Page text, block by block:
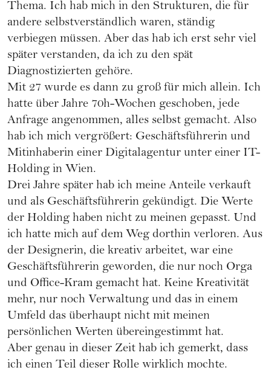
Thema. Ich hab mich in den Strukturen, die für
andere selbstverständlich waren, ständig
verbiegen müssen. Aber das hab ich erst sehr viel
später verstanden, da ich zu den spät
Diagnostizierten gehöre.
Mit 27 wurde es dann zu groß für mich allein. Ich
hatte über Jahre 70h-Wochen geschoben, jede
Anfrage angenommen, alles selbst gemacht. Also
hab ich mich vergrößert: Geschäftsführerin und
Mitinhaberin einer Digitalagentur unter einer IT-
Holding in Wien.
Drei Jahre später hab ich meine Anteile verkauft
und als Geschäftsführerin gekündigt. Die Werte
der Holding haben nicht zu meinen gepasst. Und
ich hatte mich auf dem Weg dorthin verloren. Aus
der Designerin, die kreativ arbeitet, war eine
Geschäftsführerin geworden, die nur noch Orga
und Office-Kram gemacht hat. Keine Kreativität
mehr, nur noch Verwaltung und das in einem
Umfeld das überhaupt nicht mit meinen
persönlichen Werten übereingestimmt hat.
Aber genau in dieser Zeit hab ich gemerkt, dass
ich einen Teil dieser Rolle wirklich mochte.